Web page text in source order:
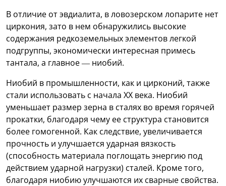
В отличие от эвдиалита, в ловозерском лопарите нет
циркония, зато в нем обнаружились высокие
содержания редкоземельных элементов легкой
подгруппы, экономически интересная примесь
тантала, а главное — ниобий.
Ниобий в промышленности, как и цирконий, также
стали использовать с начала XX века. Ниобий
уменьшает размер зерна в сталях во время горячей
прокатки, благодаря чему ее структура становится
более гомогенной. Как следствие, увеличивается
прочность и улучшается ударная вязкость
(способность материала поглощать энергию под
действием ударной нагрузки) сталей. Кроме того,
благодаря ниобию улучшаются их сварные свойства.